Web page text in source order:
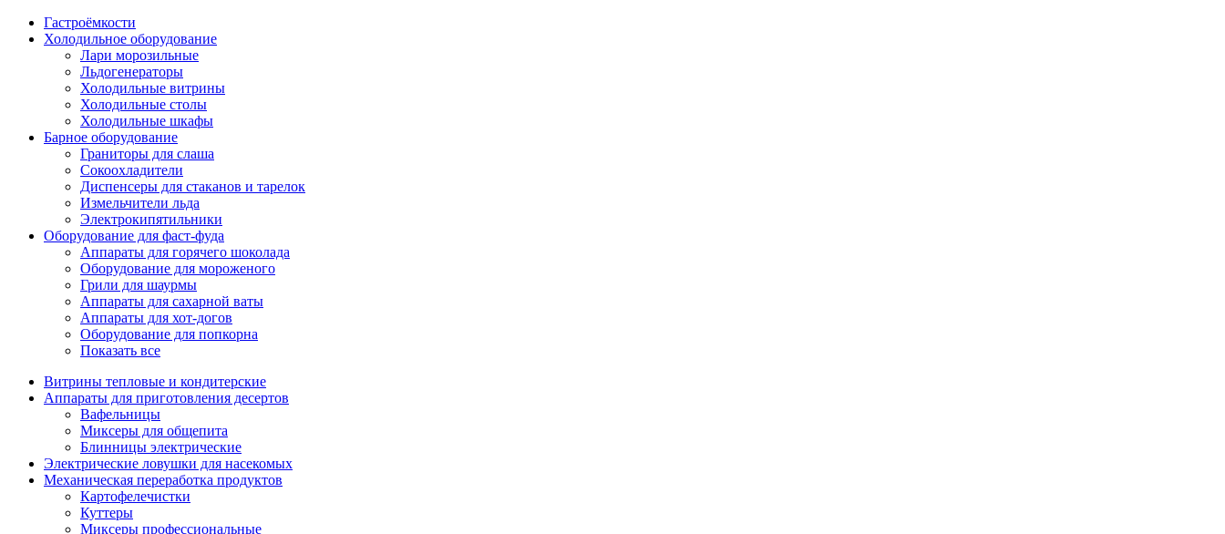
Гастроёмкости
Холодильное оборудование
Лари морозильные
Льдогенераторы
Холодильные витрины
Холодильные столы
Холодильные шкафы
Барное оборудование
Граниторы для слаша
Сокоохладители
Диспенсеры для стаканов и тарелок
Измельчители льда
Электрокипятильники
Оборудование для фаст-фуда
Аппараты для горячего шоколада
Оборудование для мороженого
Грили для шаурмы
Аппараты для сахарной ваты
Аппараты для хот-догов
Оборудование для попкорна
Показать все
Витрины тепловые и кондитерские
Аппараты для приготовления десертов
Вафельницы
Миксеры для общепита
Блинницы электрические
Электрические ловушки для насекомых
Механическая переработка продуктов
Картофелечистки
Куттеры
Миксеры профессиональные